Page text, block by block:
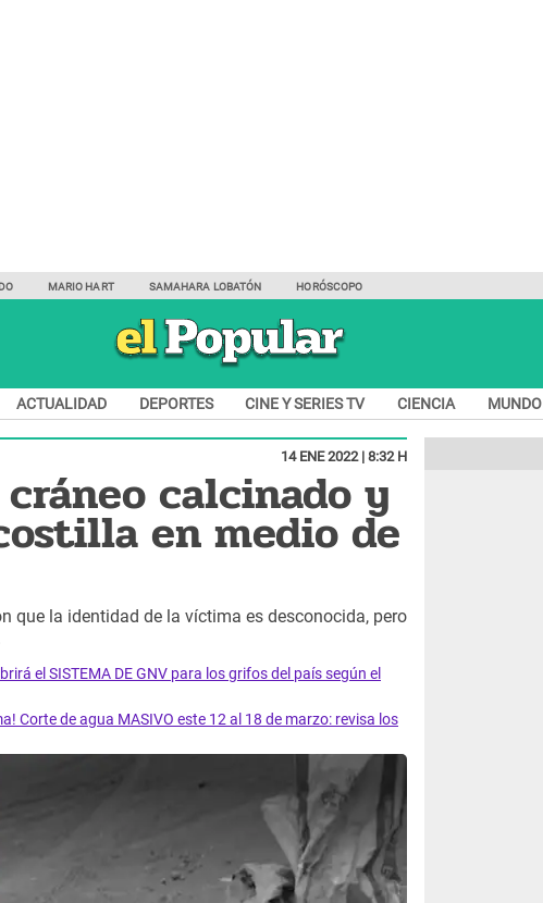
MARIO HART SAMAHARA LOBATÓN HORÓSCOPO
ACTUALIDAD DEPORTES CINE Y SERIES TV CIENCIA MUNDO
14 ENE 2022 | 8:32 H
calcinado y
en medio de
que la identidad de la víctima es desconocida, pero
el SISTEMA DE GNV para los grifos del país según el
Corte de agua MASIVO este 12 al 18 de marzo: revisa los